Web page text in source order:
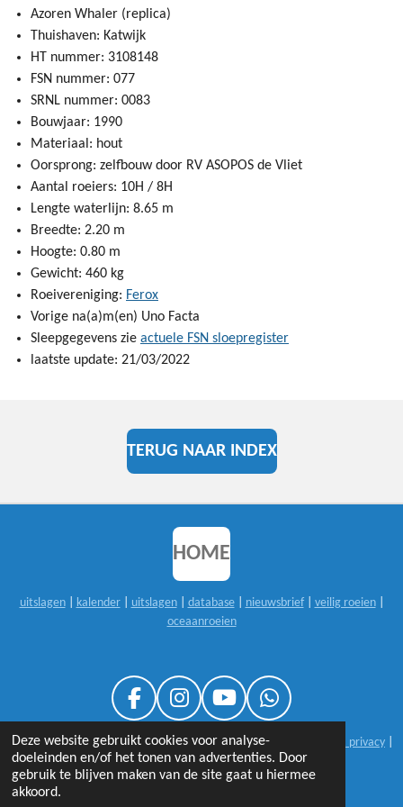
Deze website gebruikt cookies voor analyse-
doeleinden en/of het tonen van advertenties. Door
gebruik te blijven maken van de site gaat u hiermee
akkoord.
Azoren Whaler (replica)
Thuishaven: Katwijk
HT nummer: 3108148
FSN nummer: 077
SRNL nummer: 0083
Bouwjaar: 1990
Materiaal: hout
Oorsprong: zelfbouw door RV ASOPOS de Vliet
Aantal roeiers: 10H / 8H
Lengte waterlijn: 8.65 m
Breedte: 2.20 m
Hoogte: 0.80 m
Gewicht: 460 kg
Roeivereniging: Ferox
Vorige na(a)m(en) Uno Facta
Sleepgegevens zie actuele FSN sloepregister
laatste update: 21/03/2022
TERUG NAAR INDEX
HOME
uitslagen| kalender| uitslagen| database| nieuwsbrief| veilig roeien|
oceaanroeien
F
C
E
I
S
T
Y
U
T
W
A
T
© 1999-2026 sloeproeienNL |25 jaar sloeproeienNL disclaimer & privacy
contact